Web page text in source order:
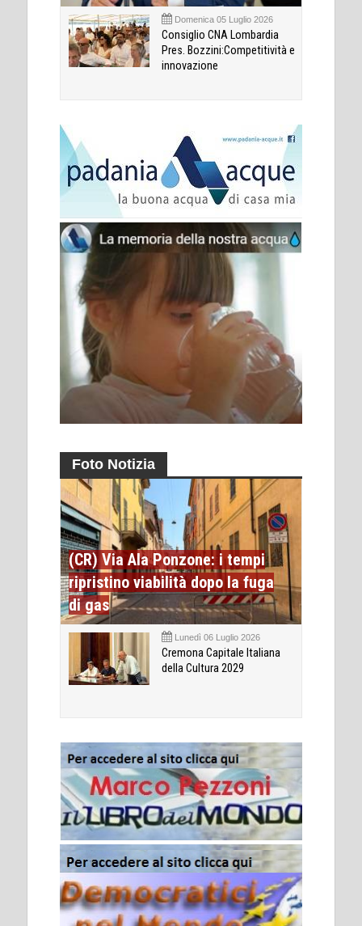
Domenica 05 Luglio 2026
Consiglio CNA Lombardia
Pres. Bozzini:Competitività e
innovazione
Foto Notizia
(CR) Via Ala Ponzone: i tempi
ripristino viabilità dopo la fuga
di gas
Lunedì 06 Luglio 2026
Cremona Capitale Italiana
della Cultura 2029